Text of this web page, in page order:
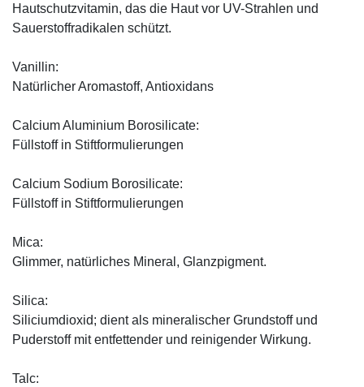
Hautschutzvitamin, das die Haut vor UV-Strahlen und
Sauerstoffradikalen schützt.
Vanillin:
Natürlicher Aromastoff, Antioxidans
Calcium Aluminium Borosilicate:
Füllstoff in Stiftformulierungen
Calcium Sodium Borosilicate:
Füllstoff in Stiftformulierungen
Mica:
Glimmer, natürliches Mineral, Glanzpigment.
Silica:
Siliciumdioxid; dient als mineralischer Grundstoff und
Puderstoff mit entfettender und reinigender Wirkung.
Talc: